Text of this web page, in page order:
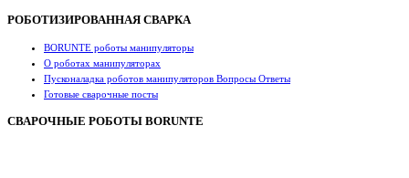
РОБОТИЗИРОВАННАЯ СВАРКА
BORUNTE роботы манипуляторы
О роботах манипуляторах
Пусконаладка роботов манипуляторов Вопросы Ответы
Готовые сварочные посты
СВАРОЧНЫЕ РОБОТЫ BORUNTE